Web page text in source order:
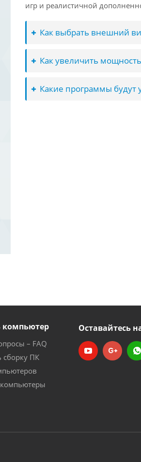
игр и реалистичной
Как выбрать внешний
Как увеличить
Какие программы будут
компьютер
– FAQ
сборку ПК
Оставайтесь